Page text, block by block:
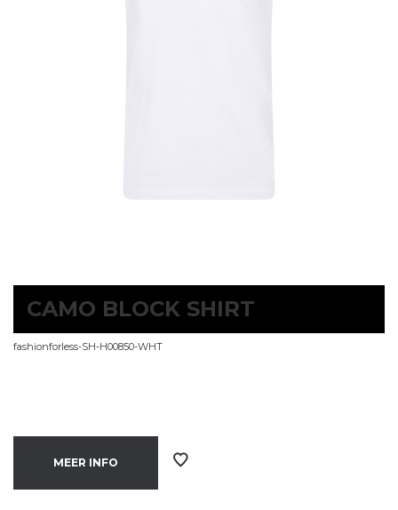
CAMO BLOCK SHIRT
fashionforless-SH-H00850-WHT
MEER INFO